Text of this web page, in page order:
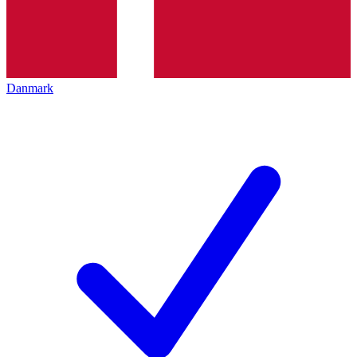
Danmark